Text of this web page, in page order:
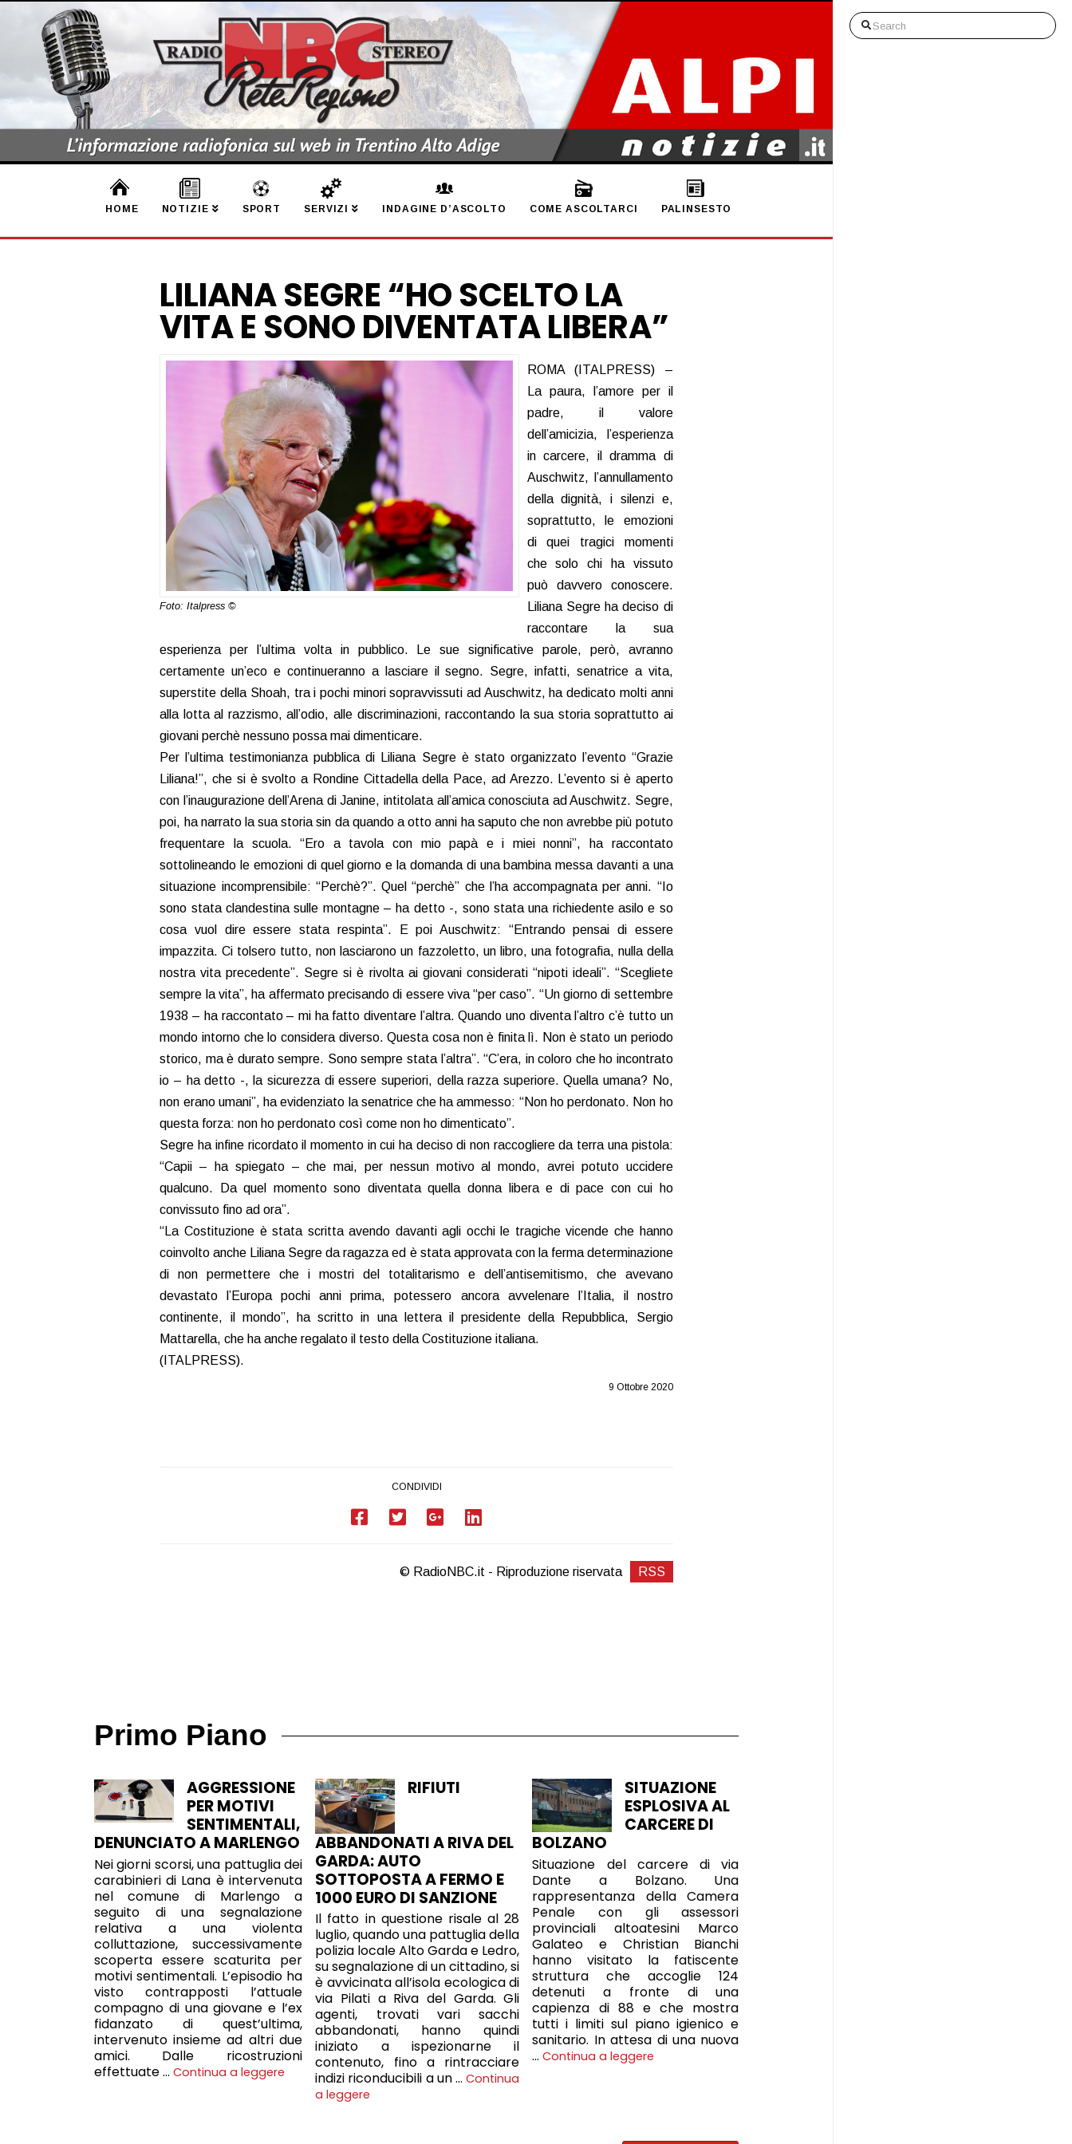
HOME NOTIZIE SPORT SERVIZI INDAGINE D’ASCOLTO COME ASCOLTARCI PALINSESTO
LILIANA SEGRE “HO SCELTO LA
VITA E SONO DIVENTATA LIBERA”
Foto: Italpress ©
ROMA (ITALPRESS) –
La paura, l’amore per il
padre, il valore
dell’amicizia, l’esperienza
in carcere, il dramma di
Auschwitz, l’annullamento
della dignità, i silenzi e,
soprattutto, le emozioni
di quei tragici momenti
che solo chi ha vissuto
può davvero conoscere.
Liliana Segre ha deciso di
raccontare la sua
esperienza per l’ultima volta in pubblico. Le sue significative parole, però, avranno
certamente un’eco e continueranno a lasciare il segno. Segre, infatti, senatrice a vita,
superstite della Shoah, tra i pochi minori sopravvissuti ad Auschwitz, ha dedicato molti anni
alla lotta al razzismo, all’odio, alle discriminazioni, raccontando la sua storia soprattutto ai
giovani perchè nessuno possa mai dimenticare.
Per l’ultima testimonianza pubblica di Liliana Segre è stato organizzato l’evento “Grazie
Liliana!”, che si è svolto a Rondine Cittadella della Pace, ad Arezzo. L’evento si è aperto
con l’inaugurazione dell’Arena di Janine, intitolata all’amica conosciuta ad Auschwitz. Segre,
poi, ha narrato la sua storia sin da quando a otto anni ha saputo che non avrebbe più potuto
frequentare la scuola. “Ero a tavola con mio papà e i miei nonni”, ha raccontato
sottolineando le emozioni di quel giorno e la domanda di una bambina messa davanti a una
situazione incomprensibile: “Perchè?”. Quel “perchè” che l’ha accompagnata per anni. “Io
sono stata clandestina sulle montagne – ha detto -, sono stata una richiedente asilo e so
cosa vuol dire essere stata respinta”. E poi Auschwitz: “Entrando pensai di essere
impazzita. Ci tolsero tutto, non lasciarono un fazzoletto, un libro, una fotografia, nulla della
nostra vita precedente”. Segre si è rivolta ai giovani considerati “nipoti ideali”. “Scegliete
sempre la vita”, ha affermato precisando di essere viva “per caso”. “Un giorno di settembre
1938 – ha raccontato – mi ha fatto diventare l’altra. Quando uno diventa l’altro c’è tutto un
mondo intorno che lo considera diverso. Questa cosa non è finita lì. Non è stato un periodo
storico, ma è durato sempre. Sono sempre stata l’altra”. “C’era, in coloro che ho incontrato
io – ha detto -, la sicurezza di essere superiori, della razza superiore. Quella umana? No,
non erano umani”, ha evidenziato la senatrice che ha ammesso: “Non ho perdonato. Non ho
questa forza: non ho perdonato così come non ho dimenticato”.
Segre ha infine ricordato il momento in cui ha deciso di non raccogliere da terra una pistola:
“Capii – ha spiegato – che mai, per nessun motivo al mondo, avrei potuto uccidere
qualcuno. Da quel momento sono diventata quella donna libera e di pace con cui ho
convissuto fino ad ora”.
“La Costituzione è stata scritta avendo davanti agli occhi le tragiche vicende che hanno
coinvolto anche Liliana Segre da ragazza ed è stata approvata con la ferma determinazione
di non permettere che i mostri del totalitarismo e dell’antisemitismo, che avevano
devastato l’Europa pochi anni prima, potessero ancora avvelenare l’Italia, il nostro
continente, il mondo”, ha scritto in una lettera il presidente della Repubblica, Sergio
Mattarella, che ha anche regalato il testo della Costituzione italiana.
(ITALPRESS).
9 Ottobre 2020
CONDIVIDI
© RadioNBC.it - Riproduzione riservata RSS
Primo Piano
AGGRESSIONE
PER MOTIVI
SENTIMENTALI,
DENUNCIATO A MARLENGO
Nei giorni scorsi, una pattuglia dei
carabinieri di Lana è intervenuta
nel comune di Marlengo a
seguito di una segnalazione
relativa a una violenta
colluttazione, successivamente
scoperta essere scaturita per
motivi sentimentali. L’episodio ha
visto contrapposti l’attuale
compagno di una giovane e l’ex
fidanzato di quest’ultima,
intervenuto insieme ad altri due
amici. Dalle ricostruzioni
effettuate … Continua a leggere
RIFIUTI
ABBANDONATI A RIVA DEL
GARDA: AUTO
SOTTOPOSTA A FERMO E
1000 EURO DI SANZIONE
Il fatto in questione risale al 28
luglio, quando una pattuglia della
polizia locale Alto Garda e Ledro,
su segnalazione di un cittadino, si
è avvicinata all’isola ecologica di
via Pilati a Riva del Garda. Gli
agenti, trovati vari sacchi
abbandonati, hanno quindi
iniziato a ispezionarne il
contenuto, fino a rintracciare
indizi riconducibili a un …Continua
a leggere
SITUAZIONE
ESPLOSIVA AL
CARCERE DI
BOLZANO
Situazione del carcere di via
Dante a Bolzano. Una
rappresentanza della Camera
Penale con gli assessori
provinciali altoatesini Marco
Galateo e Christian Bianchi
hanno visitato la fatiscente
struttura che accoglie 124
detenuti a fronte di una
capienza di 88 e che mostra
tutti i limiti sul piano igienico e
sanitario. In attesa di una nuova
…Continua a leggere
Search